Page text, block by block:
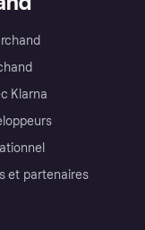
Klarna
et partenaires